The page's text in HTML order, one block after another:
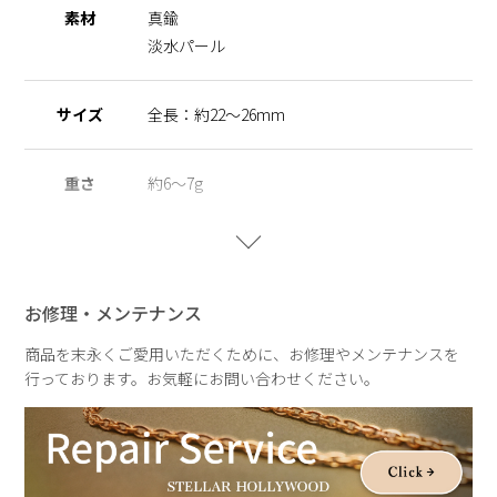
んので予めご了承くださいませ。
素材
真鍮
淡水パール
サイズ 全長：約22～26mm
重さ 約6～7g
お修理・メンテナンス
商品を末永くご愛用いただくために、お修理やメンテナンスを
行っております。お気軽にお問い合わせください。